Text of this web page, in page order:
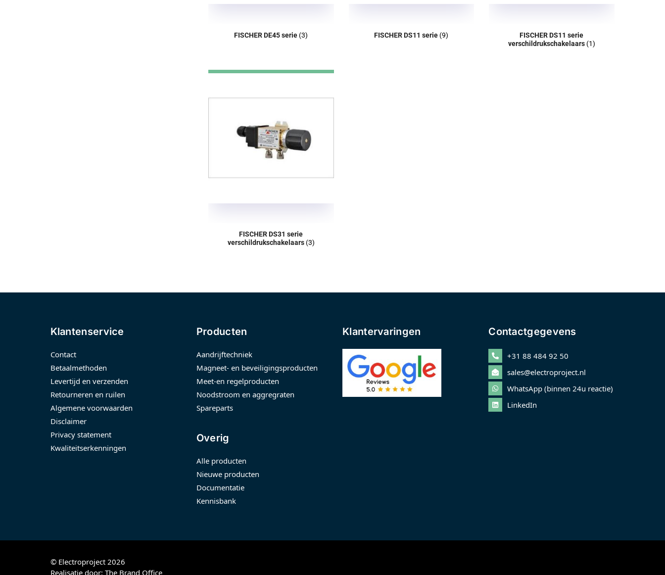
FISCHER DE45 serie (3) FISCHER DS11 serie (9)
FISCHER DS11 serie
verschildrukschakelaars (1)
FISCHER DS31 serie
verschildrukschakelaars (3)
Klantenservice
Contact
Betaalmethoden
Levertijd en verzenden
Retourneren en ruilen
Algemene voorwaarden
Disclaimer
Privacy statement
Kwaliteitserkenningen
Producten
Aandrijftechniek
Magneet- en beveiligingsproducten
Meet-en regelproducten
Noodstroom en aggregraten
Spareparts
Overig
Alle producten
Nieuwe producten
Documentatie
Kennisbank
Klantervaringen Contactgegevens
+31 88 484 92 50
sales@electroproject.nl
WhatsApp (binnen 24u reactie)
LinkedIn
© Electroproject 2026
Realisatie door: The Brand Office